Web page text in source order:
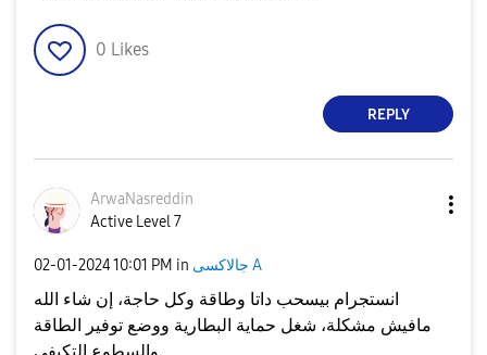
0 Likes
REPLY
ArwaNasreddin
Active Level 7
‎02-01-202410:01 PM in جالاكسى A
انستجرام بيسحب داتا وطاقة وكل حاجة، إن شاء الله
مافيش مشكلة، شغل حماية البطارية ووضع توفير الطاقة